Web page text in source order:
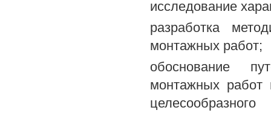
исследование
разработка
монтажных работ;
обоснование
монтажных работ